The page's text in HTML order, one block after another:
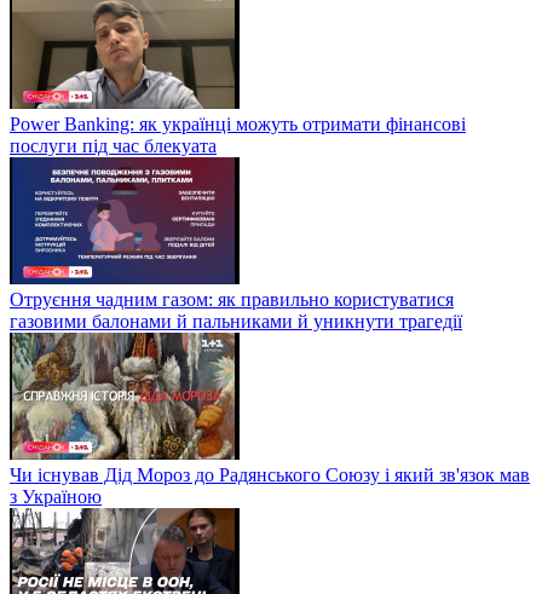
Power Banking: як українці можуть отримати фінансові
послуги під час блекуата
Отруєння чадним газом: як правильно користуватися
газовими балонами й пальниками й уникнути трагедії
Чи існував Дід Мороз до Радянського Союзу і який зв'язок мав
з Україною